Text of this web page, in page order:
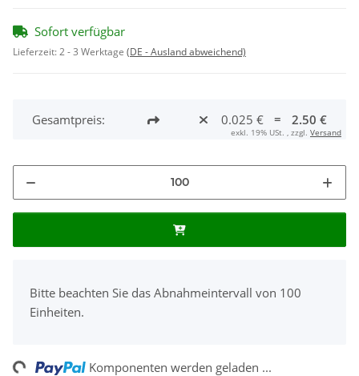
Sofort verfügbar
Lieferzeit:2 - 3 Werktage (DE - Ausland abweichend)
Gesamtpreis: 0.025 € = 2.50 €
exkl. 19% USt. , zzgl. Versand
Bitte beachten Sie das Abnahmeintervall von 100
Einheiten.
Loading... Komponenten werden geladen ...